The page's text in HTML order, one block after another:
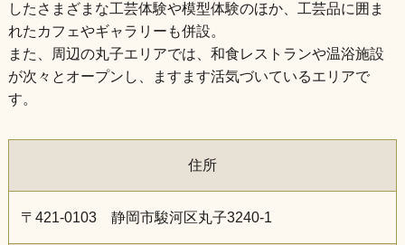
したさまざまな工芸体験や模型体験のほか、工芸品に囲ま
れたカフェやギャラリーも併設。
また、周辺の丸子エリアでは、和食レストランや温浴施設
が次々とオープンし、ますます活気づいているエリアで
す。
住所
〒421-0103 静岡市駿河区丸子3240-1